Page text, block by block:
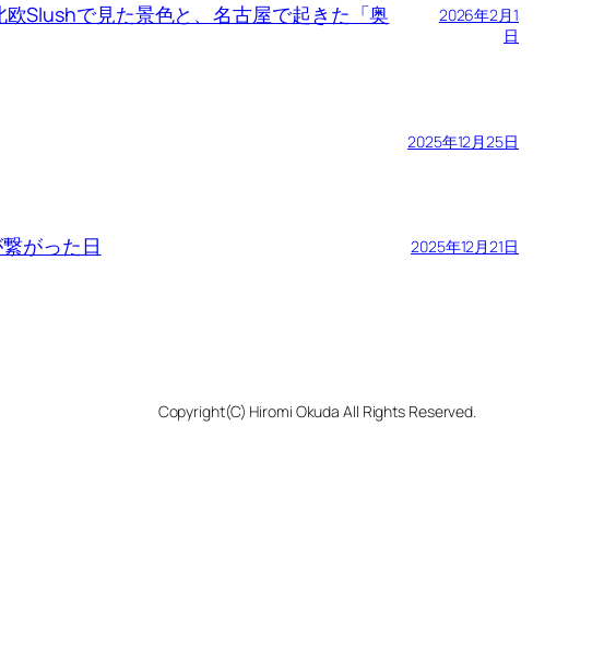
Slushで見た景色と、名古屋で起きた「奥
2026年2月1
日
2025年12月25日
がった日 2025年12月21日
Copyright(C) Hiromi Okuda All Rights Reserved.